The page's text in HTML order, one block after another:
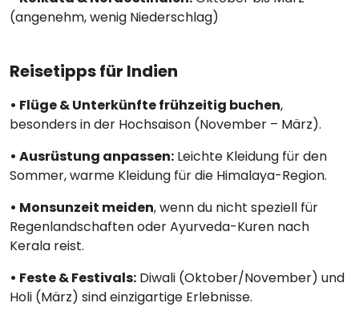
(angenehm, wenig Niederschlag)
Reisetipps für Indien
• Flüge & Unterkünfte frühzeitig buchen,
besonders in der Hochsaison (November – März).
• Ausrüstung anpassen: Leichte Kleidung für den
Sommer, warme Kleidung für die Himalaya-Region.
• Monsunzeit meiden, wenn du nicht speziell für
Regenlandschaften oder Ayurveda-Kuren nach
Kerala reist.
• Feste & Festivals: Diwali (Oktober/November) und
Holi (März) sind einzigartige Erlebnisse.